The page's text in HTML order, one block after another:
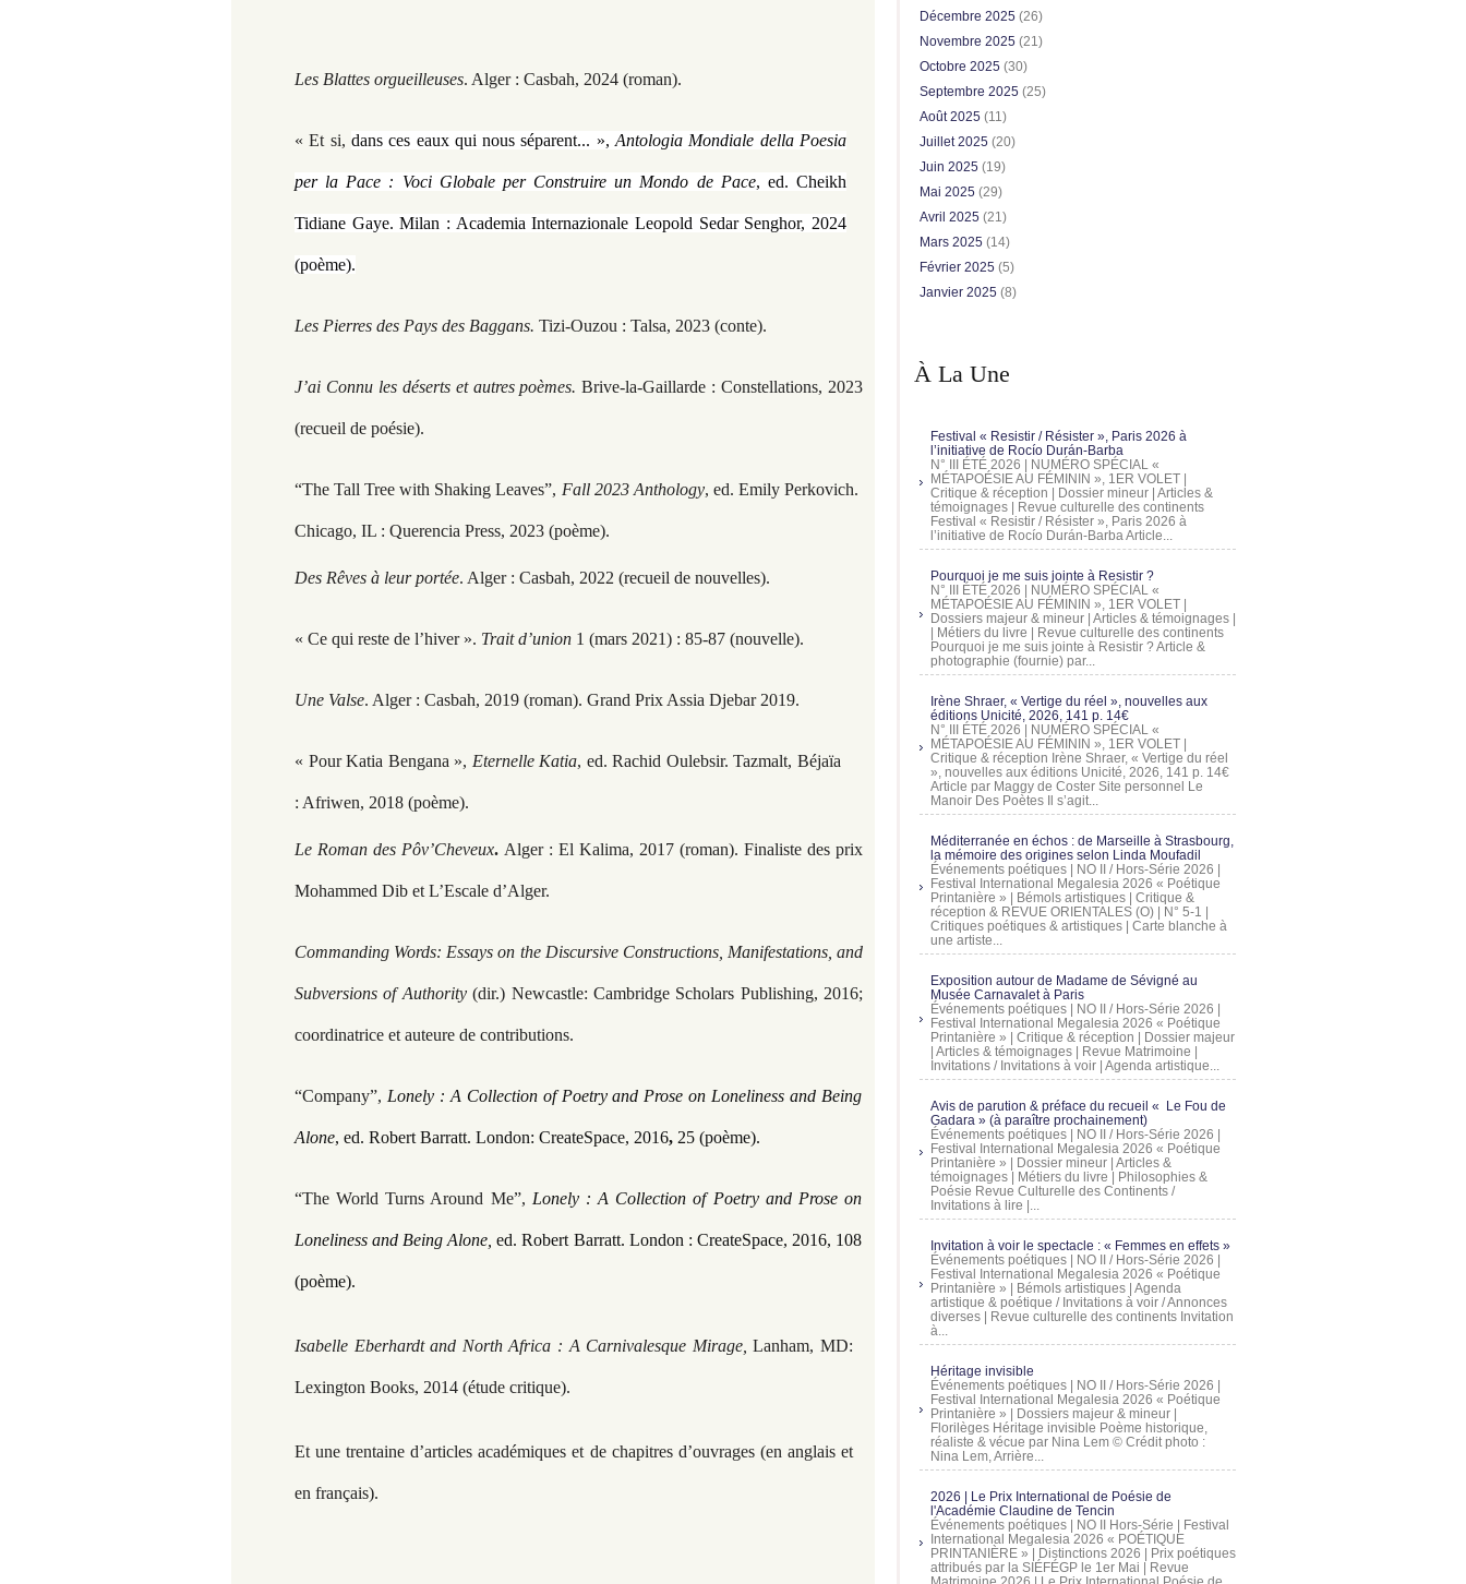
Les Blattes orgueilleuses. Alger : Casbah, 2024 (roman).
« Et si, dans ces eaux qui nous séparent... »,Antologia Mondiale della Poesia
per la Pace : Voci Globale per Construire un Mondo de Pace, ed. Cheikh
Tidiane Gaye. Milan : Academia Internazionale Leopold Sedar Senghor, 2024
(poème).
Les Pierres des Pays des Baggans. Tizi-Ouzou : Talsa, 2023 (conte).
J’ai Connu les déserts et autres poèmes.Brive-la-Gaillarde : Constellations, 2023
(recueil de poésie).
“The Tall Tree with Shaking Leaves”, Fall 2023 Anthology, ed. Emily Perkovich.
Chicago, IL : Querencia Press, 2023 (poème).
Des Rêves à leur portée. Alger : Casbah, 2022 (recueil de nouvelles).
« Ce qui reste de l’hiver ». Trait d’union 1 (mars 2021) : 85-87 (nouvelle).
Une Valse. Alger : Casbah, 2019 (roman). Grand Prix Assia Djebar 2019.
« Pour Katia Bengana », Eternelle Katia, ed. Rachid Oulebsir. Tazmalt, Béjaïa
: Afriwen, 2018 (poème).
Le Roman des Pôv’Cheveux. Alger : El Kalima, 2017 (roman). Finaliste des prix
Mohammed Dib et L’Escale d’Alger.
Commanding Words: Essays on the Discursive Constructions, Manifestations, and
Subversions of Authority(dir.) Newcastle: Cambridge Scholars Publishing, 2016;
coordinatrice et auteure de contributions.
“Company”, Lonely : A Collection of Poetry and Prose on Loneliness and Being
Alone, ed. Robert Barratt. London: CreateSpace, 2016, 25 (poème).
“The World Turns Around Me”, Lonely : A Collection of Poetry and Prose on
Loneliness and Being Alone,ed. Robert Barratt. London : CreateSpace, 2016, 108
(poème).
Isabelle Eberhardt and North Africa : A Carnivalesque Mirage, Lanham, MD:
Lexington Books, 2014 (étude critique).
Et une trentaine d’articles académiques et de chapitres d’ouvrages (en anglais et
en français).
Décembre 2025 (26)
Novembre 2025 (21)
Octobre 2025 (30)
Septembre 2025 (25)
Août 2025 (11)
Juillet 2025 (20)
Juin 2025 (19)
Mai 2025 (29)
Avril 2025 (21)
Mars 2025 (14)
Février 2025 (5)
Janvier 2025 (8)
À La Une
Festival « Resistir / Résister », Paris 2026 à
l’initiative de Rocío Durán-Barba
N° III ÉTÉ 2026 | NUMÉRO SPÉCIAL «
MÉTAPOÉSIE AU FÉMININ », 1ER VOLET |
Critique & réception | Dossier mineur | Articles &
témoignages | Revue culturelle des continents
Festival « Resistir / Résister », Paris 2026 à
l’initiative de Rocío Durán-Barba Article...
Pourquoi je me suis jointe à Resistir ?
N° III ÉTÉ 2026 | NUMÉRO SPÉCIAL «
MÉTAPOÉSIE AU FÉMININ », 1ER VOLET |
Dossiers majeur & mineur | Articles & témoignages |
| Métiers du livre | Revue culturelle des continents
Pourquoi je me suis jointe à Resistir ? Article &
photographie (fournie) par...
Irène Shraer, « Vertige du réel », nouvelles aux
éditions Unicité, 2026, 141 p. 14€
N° III ÉTÉ 2026 | NUMÉRO SPÉCIAL «
MÉTAPOÉSIE AU FÉMININ », 1ER VOLET |
Critique & réception Irène Shraer, « Vertige du réel
», nouvelles aux éditions Unicité, 2026, 141 p. 14€
Article par Maggy de Coster Site personnel Le
Manoir Des Poètes Il s’agit...
Méditerranée en échos : de Marseille à Strasbourg,
la mémoire des origines selon Linda Moufadil
Événements poétiques | NO II / Hors-Série 2026 |
Festival International Megalesia 2026 « Poétique
Printanière » | Bémols artistiques | Critique &
réception & REVUE ORIENTALES (O) | N° 5-1 |
Critiques poétiques & artistiques | Carte blanche à
une artiste...
Exposition autour de Madame de Sévigné au
Musée Carnavalet à Paris
Événements poétiques | NO II / Hors-Série 2026 |
Festival International Megalesia 2026 « Poétique
Printanière » | Critique & réception | Dossier majeur
| Articles & témoignages | Revue Matrimoine |
Invitations / Invitations à voir | Agenda artistique...
Avis de parution & préface du recueil « Le Fou de
Gadara » (à paraître prochainement)
Événements poétiques | NO II / Hors-Série 2026 |
Festival International Megalesia 2026 « Poétique
Printanière » | Dossier mineur | Articles &
témoignages | Métiers du livre | Philosophies &
Poésie Revue Culturelle des Continents /
Invitations à lire |...
Invitation à voir le spectacle : « Femmes en effets »
Événements poétiques | NO II / Hors-Série 2026 |
Festival International Megalesia 2026 « Poétique
Printanière » | Bémols artistiques | Agenda
artistique & poétique / Invitations à voir / Annonces
diverses | Revue culturelle des continents Invitation
à...
Héritage invisible
Événements poétiques | NO II / Hors-Série 2026 |
Festival International Megalesia 2026 « Poétique
Printanière » | Dossiers majeur & mineur |
Florilèges Héritage invisible Poème historique,
réaliste & vécue par Nina Lem © Crédit photo :
Nina Lem, Arrière...
2026 | Le Prix International de Poésie de
l'Académie Claudine de Tencin
Événements poétiques | NO II Hors-Série | Festival
International Megalesia 2026 « POÉTIQUE
PRINTANIÈRE » | Distinctions 2026 | Prix poétiques
attribués par la SIÉFÉGP le 1er Mai | Revue